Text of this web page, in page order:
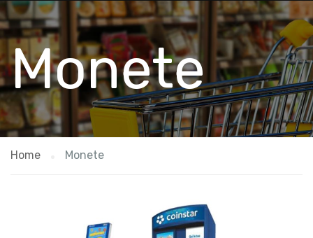
Monete
Home Monete